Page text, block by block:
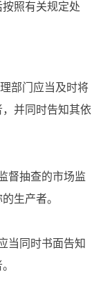
照有关规定处
部门应当及时将
并同时告知其依
督抽查的市场监
生产者。
当同时书面告知